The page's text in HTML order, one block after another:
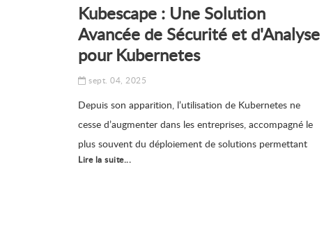
Kubescape : Une Solution
Avancée de Sécurité et d'Analyse
pour Kubernetes
sept. 04, 2025
Depuis son apparition, l’utilisation de Kubernetes ne
cesse d’augmenter dans les entreprises, accompagné le
plus souvent du déploiement de solutions permettant
d'étendre ses fonctionnalités. Dans ces environnements
Lire la suite...